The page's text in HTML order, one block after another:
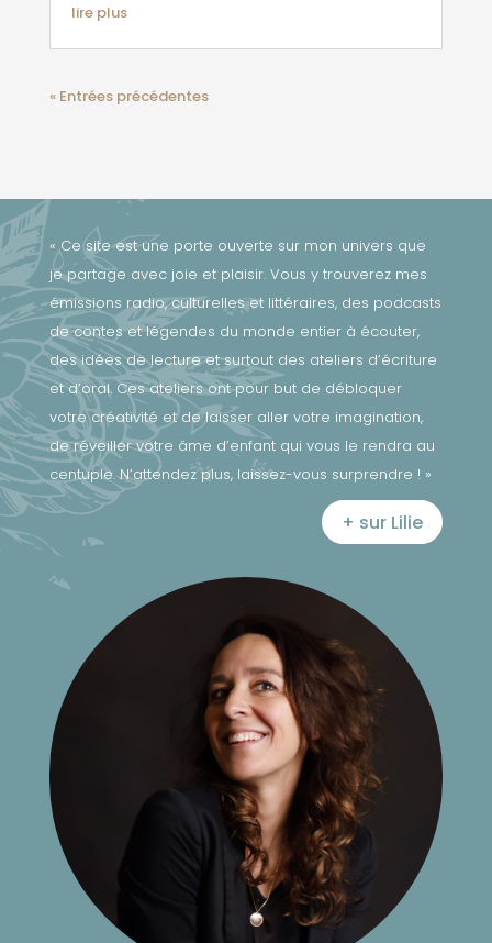
lire plus
« Entrées précédentes
« Ce site est une porte ouverte sur mon univers que
je partage avec joie et plaisir. Vous y trouverez mes
émissions radio, culturelles et littéraires, des podcasts
de contes et légendes du monde entier à écouter,
des idées de lecture et surtout des ateliers d’écriture
et d’oral. Ces ateliers ont pour but de débloquer
votre créativité et de laisser aller votre imagination,
de réveiller votre âme d’enfant qui vous le rendra au
centuple. N’attendez plus, laissez-vous surprendre ! »
+ sur Lilie